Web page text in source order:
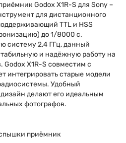
Godox X1R-S для Sony –
для дистанционного
TTL и HSS
до 1/8000 с.
систему 2,4 ГГц, данный
и надёжную работу на
Godox X1R-S совместим с
интегрировать старые модели
Удобный
делают его идеальным
фотографов.
приёмник